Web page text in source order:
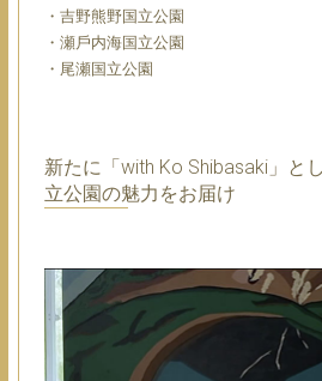
・吉野熊野国⽴公園
・瀬⼾内海国⽴公園
・尾瀬国⽴公園
新たに「with Ko Shibasaki」と
⽴公園の魅⼒をお届け